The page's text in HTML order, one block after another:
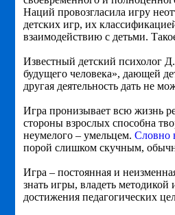
Наций провозгласила игру
детских игр, их
взаимодействию с детьми.
Известный детский психолог
будущего человека», дающей
другая деятельность дать не
Игра пронизывает всю жизнь
стороны взрослых способна
неумелого – умельцем. Словно
порой слишком скучным,
Игра – постоянная и
знать игры, владеть методикой
достижения педагогических